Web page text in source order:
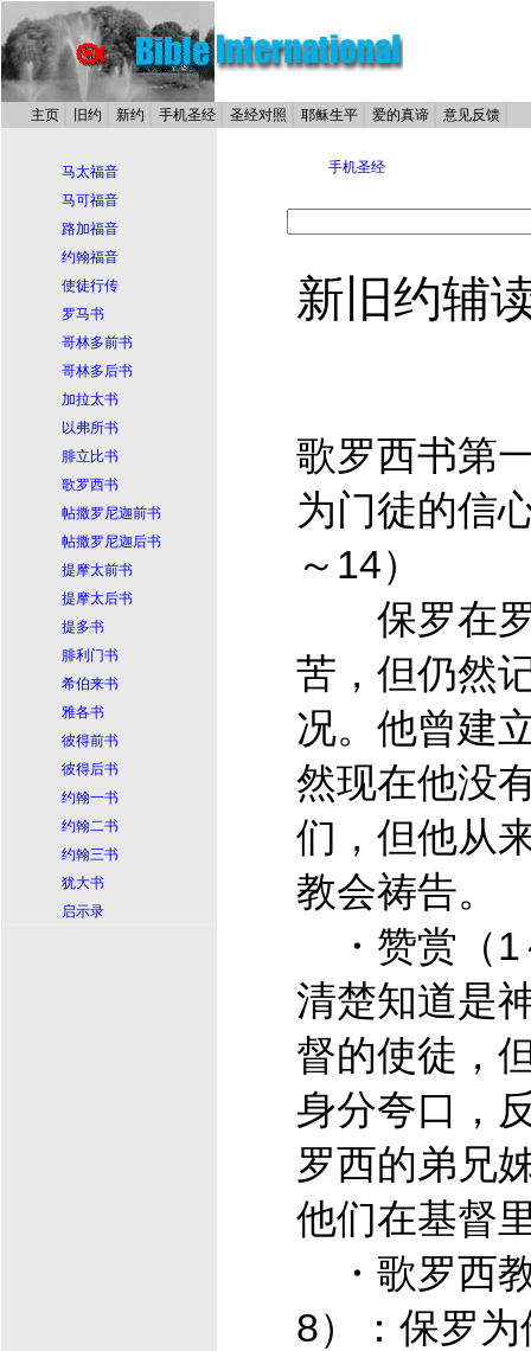
主页 旧约 新约 手机圣经 圣经对照 耶稣生平 爱的真谛 意见反馈
马太福音
马可福音
路加福音
约翰福音
使徒行传
罗马书
哥林多前书
哥林多后书
加拉太书
以弗所书
腓立比书
歌罗西书
帖撒罗尼迦前书
帖撒罗尼迦后书
提摩太前书
提摩太后书
提多书
腓利门书
希伯来书
雅各书
彼得前书
彼得后书
约翰一书
约翰二书
约翰三书
犹大书
启示录
手机圣经
新旧约辅
歌罗西书第
为门徒的信
～14）
保罗在罗
苦，但仍然
况。他曾建
然现在他没
们，但他从
教会祷告。
・赞赏（1
清楚知道是
督的使徒，
身分夸口，
罗西的弟兄
他们在基督
・歌罗西
8）：保罗